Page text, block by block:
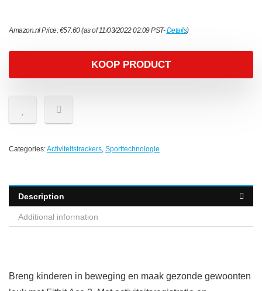
Amazon.nl Price:€57.60(as of 11/03/2022 02:09 PST-Details)
KOOP PRODUCT
Categories:Activiteitstrackers, Sporttechnologie
Description
Additional information
Breng kinderen in beweging en maak gezonde gewoonten